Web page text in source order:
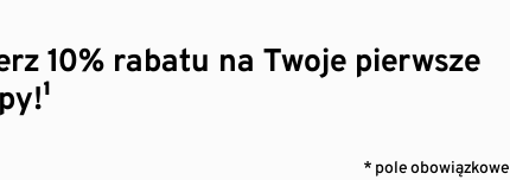
10% rabatu na Twoje pierwsze
* pole obowiązkowe